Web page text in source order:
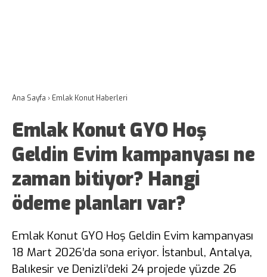
Ana Sayfa › Emlak Konut Haberleri
Emlak Konut GYO Hoş
Geldin Evim kampanyası ne
zaman bitiyor? Hangi
ödeme planları var?
Emlak Konut GYO Hoş Geldin Evim kampanyası
18 Mart 2026’da sona eriyor. İstanbul, Antalya,
Balıkesir ve Denizli’deki 24 projede yüzde 26